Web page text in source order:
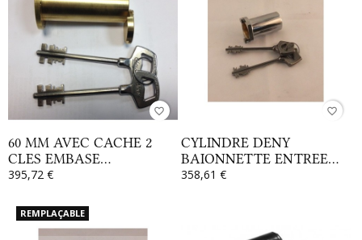
favorite_border
60 MM AVEC CACHE 2
CLES EMBASE...
395,72 €
favorite_border
CYLINDRE DENY
BAIONNETTE ENTREE...
358,61 €
REMPLAÇABLE